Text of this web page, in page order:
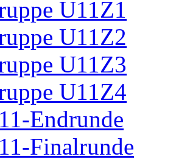
U11Z1
U11Z2
U11Z3
U11Z4
Endrunde
Finalrunde